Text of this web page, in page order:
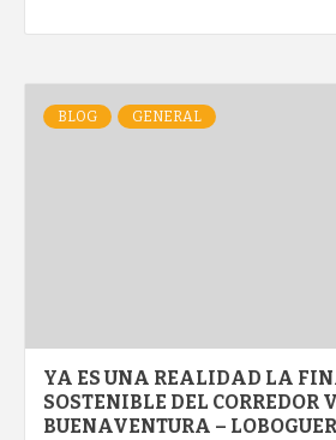
BLOG GENERAL
YA ES UNA REALIDAD LA
SOSTENIBLE DEL CORREDOR
BUENAVENTURA –